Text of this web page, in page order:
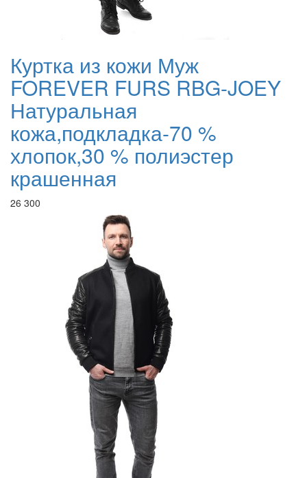
Куртка из кожи Муж
FOREVER FURS RBG-JOEY
Натуральная
кожа,подкладка-70 %
хлопок,30 % полиэстер
крашенная
26 300